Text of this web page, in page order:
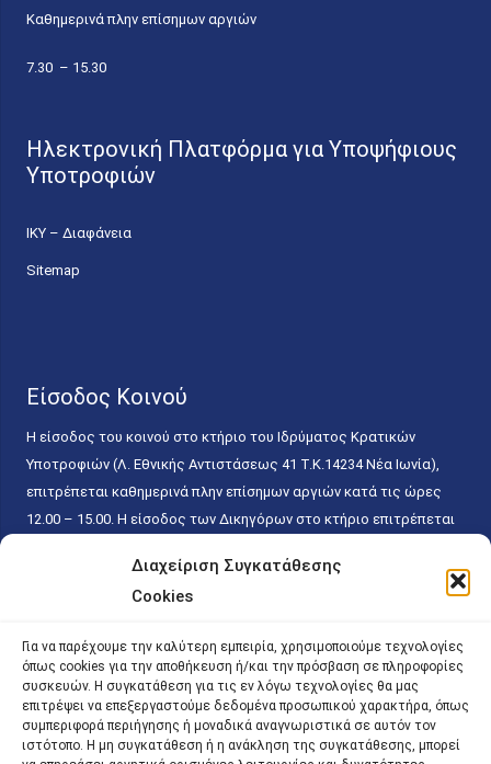
Διαχείριση Συγκατάθεσης
Cookies
Για να παρέχουμε την καλύτερη εμπειρία, χρησιμοποιούμε τεχνολογίες
όπως cookies για την αποθήκευση ή/και την πρόσβαση σε πληροφορίες
συσκευών. Η συγκατάθεση για τις εν λόγω τεχνολογίες θα μας
επιτρέψει να επεξεργαστούμε δεδομένα προσωπικού χαρακτήρα, όπως
συμπεριφορά περιήγησης ή μοναδικά αναγνωριστικά σε αυτόν τον
ιστότοπο. Η μη συγκατάθεση ή η ανάκληση της συγκατάθεσης, μπορεί
Καθημερινά πλην επίσημων αργιών
7.30 – 15.30
Ηλεκτρονική Πλατφόρμα για Υποψήφιους
Υποτροφιών
ΙΚΥ – Διαφάνεια
Sitemap
Είσοδος Κοινού
Η είσοδος του κοινού στο κτήριο του Ιδρύματος Κρατικών
Υποτροφιών (Λ. Εθνικής Αντιστάσεως 41 T.K.14234 Νέα Ιωνία),
επιτρέπεται καθημερινά πλην επίσημων αργιών κατά τις ώρες
12.00 – 15.00. Η είσοδος των Δικηγόρων στο κτήριο επιτρέπεται
κάθε εργάσιμη ημέρα και ώρα χωρίς κανέναν χρονικό ή άλλο
περιορισμό. Η είσοδος του κοινού ειδικά στο γραφείο του
15.00. Η εξυπηρέτηση του κοινού πραγματοποιείται βάσει των
παγίων ισχυουσών διατάξεων. Για την αποφυγή συνωστισμού
εντός του εσωτερικού χώρου εξυπηρέτησης και αναμονής του
κοινού, η εξυπηρέτησή του δύναται να πραγματοποιείται κατόπιν